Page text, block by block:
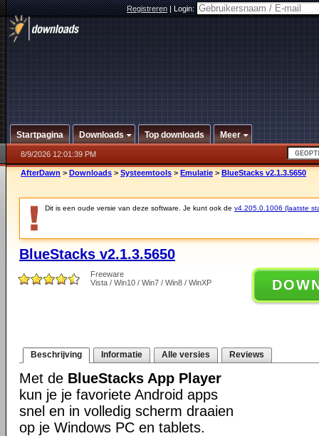
Registreren|Login:
Startpagina Downloads Top downloads Meer
8/9/2026 12:01:39 PM
AfterDawn > Downloads > Systeemtools > Emulatie > BlueStacks v2.1.3.5650
Dit is een oude versie van deze software. Je kunt ook de v4.205.0.1006 (laatste
BlueStacks v2.1.3.5650
Freeware
Vista / Win10 / Win7 / Win8 / WinXP
Beschrijving Informatie Alle versies Reviews
Met de BlueStacks App Player
kun je je favoriete Android apps
snel en in volledig scherm draaien
op je Windows PC en tablets.